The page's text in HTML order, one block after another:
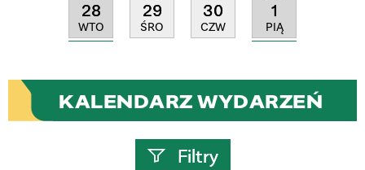
28
WTO
29
ŚRO
30
CZW
1
PIĄ
KALENDARZ WYDARZEŃ
Filtry